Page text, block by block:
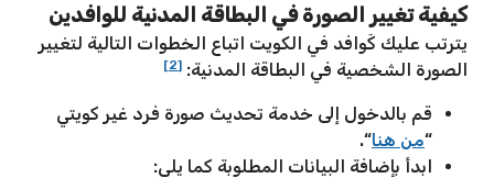
كيفية تغيير الصورة في البطاقة المدنية للوافدين
يترتب عليك كَوافد في الكويت اتباع الخطوات التالية لتغيير
الصورة الشخصية في البطاقة المدنية: [2]
قم بالدخول إلى خدمة تحديث صورة فرد غير كويتي
“من هنا“.
ابدأ بإضافة البيانات المطلوبة كما يلي: